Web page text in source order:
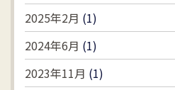
2025年2月 (1)
2024年6月 (1)
2023年11月 (1)